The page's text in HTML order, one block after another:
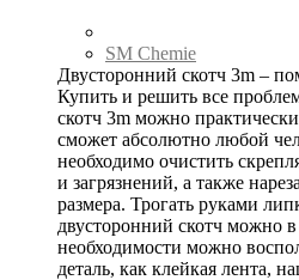
SM Chemie
Двусторонний скотч 3m –
Купить и решить все
скотч 3m можно
сможет абсолютно любой
необходимо очистить
и загрязнений, а также
размера. Трогать руками
двусторонний скотч можно
необходимости можно
деталь, как клейкая лента,